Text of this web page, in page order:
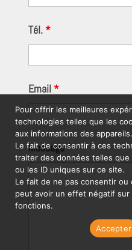
Tél. *
Email *
Message*
Pour offrir les meilleures
technologies telles que les
aux informations des appareils.
Le fait de consentir à ces
traiter des données telles
ou les ID uniques sur ce site.
Le fait de ne pas consentir
peut avoir un effet négatif
fonctions.
Accepter